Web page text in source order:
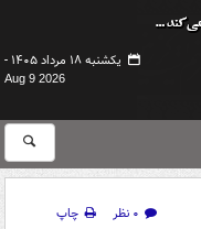
یکشنبه ۱۸ مرداد ۱۴۰۵ -
Aug 9 2026
۰ نظر
چاپ